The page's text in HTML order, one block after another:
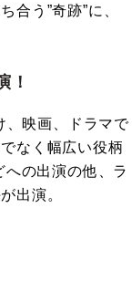
う”奇跡”に、
！
、映画、ドラマで
なく幅広い役柄
の出演の他、ラ
が出演。